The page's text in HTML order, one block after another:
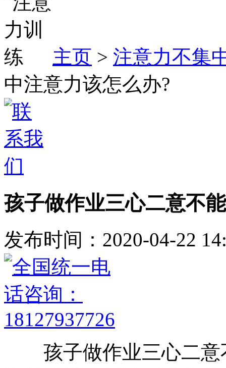
主页 > 注意力不集
中注意力该怎么办?
孩子做作业三心二意不
发布时间：2020-04-22
孩子做作业三心二意